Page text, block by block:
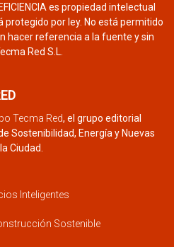
es propiedad intelectual
protegido por ley. No está permitido
hacer referencia a la fuente y sin
Red S.L.
Tecma Red, el grupo editorial
Sostenibilidad, Energía y Nuevas
Ciudad.
Inteligentes
Sostenible